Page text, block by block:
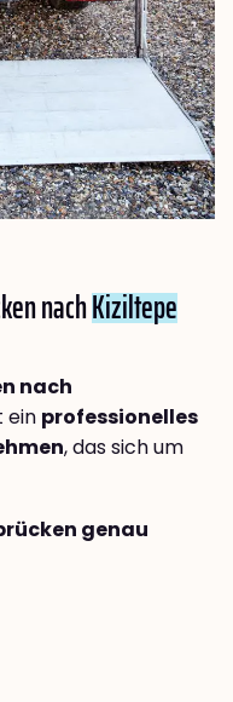
nachKiziltepe
nach
ein professionelles
, das sich um
genau